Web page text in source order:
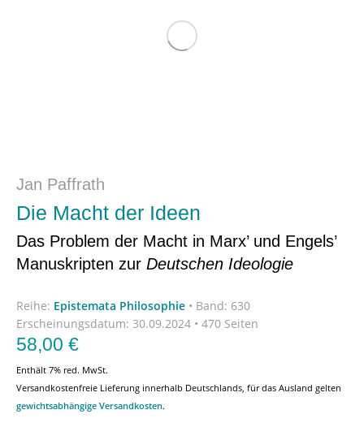
Jan Paffrath
Die Macht der Ideen
Das Problem der Macht in Marx’ und Engels’
Manuskripten zur Deutschen Ideologie
Reihe: Epistemata Philosophie • Band: 630
Erscheinungsdatum: 30.09.2024 • 470 Seiten
58,00 €
Enthält 7% red. MwSt.
Versandkostenfreie Lieferung innerhalb Deutschlands, für das Ausland gelten
gewichtsabhängige Versandkosten.